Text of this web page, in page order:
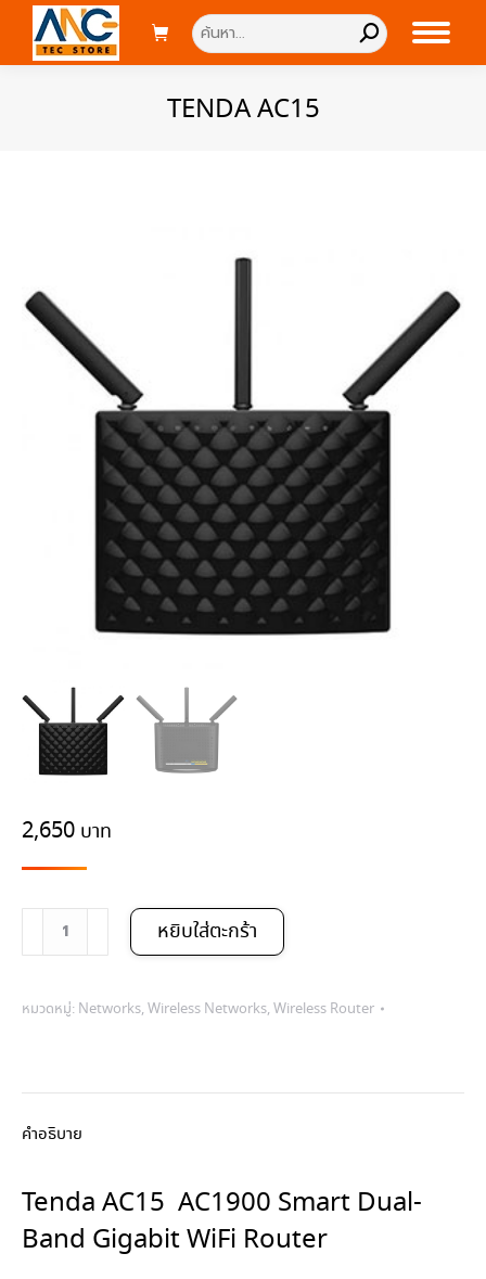
Search:
TENDA AC15
2,650
จำนวน
Tenda
AC15
หยิบใส่ตะกร้า
หมวดหมู่: Networks,Wireless Networks,Wireless Router
คำอธิบาย
Tenda AC15 AC1900 Smart Dual-
Band Gigabit WiFi Router